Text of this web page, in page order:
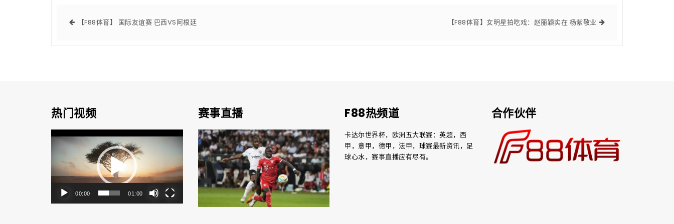
【F88体育】 国际友谊赛 巴西VS阿根廷 【F88体育】女明星拍吃戏：赵丽颖实在 杨紫敬业
热门视频
放
器
00:00 01:00
赛事直播 F88热频道
卡达尔世界杯，欧洲五大联赛：英超，西
甲，意甲，德甲，法甲，球赛最新资讯，足
球心水，赛事直播应有尽有。
合作伙伴